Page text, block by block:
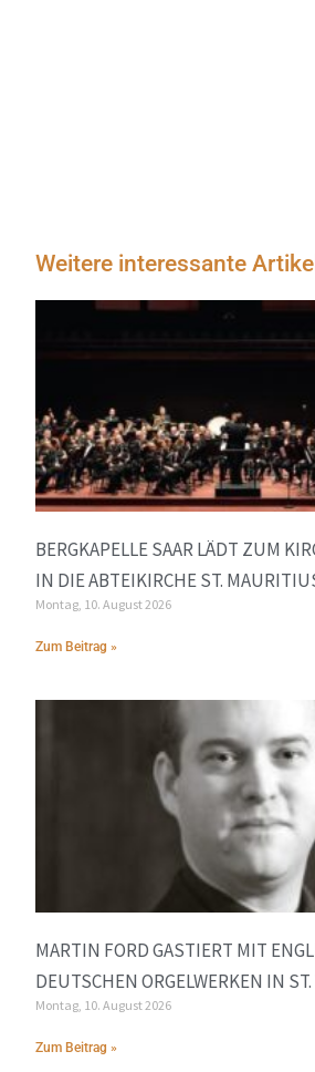
Weitere interessante
BERGKAPELLE SAAR LÄDT ZUM
IN DIE ABTEIKIRCHE ST.
Montag, 10. August 2026
Zum Beitrag »
MARTIN FORD GASTIERT MIT
DEUTSCHEN ORGELWERKEN IN
Montag, 10. August 2026
Zum Beitrag »